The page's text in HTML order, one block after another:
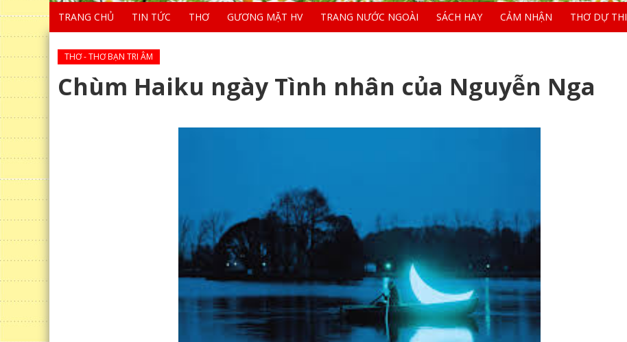
TRANG CHỦ TIN TỨC THƠ GƯƠNG MẶT HV TRANG NƯỚC NGOÀI SÁCH HAY CẢM NHẬN THƠ DỰ THI
THƠ - THƠ BẠN TRI ÂM
Chùm Haiku ngày Tình nhân của Nguyễn Nga